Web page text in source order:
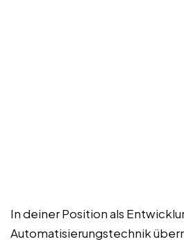
In deiner Position als
Automatisierungstechnik